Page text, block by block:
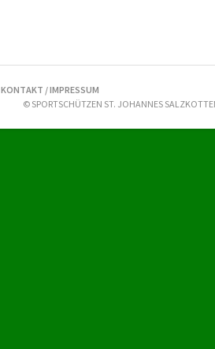
KONTAKT / IMPRESSUM
© SPORTSCHÜTZEN ST. JOHANNES